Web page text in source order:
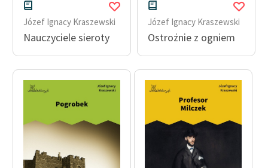
Józef Ignacy Kraszewski
Nauczyciele sieroty
Józef Ignacy Kraszewski
Ostrożnie z ogniem